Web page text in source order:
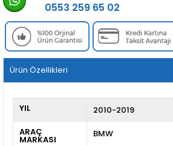
0553 259 65 02
Ürün Özellikleri
YIL
2010-2019
ARAÇ
MARKASI
BMW